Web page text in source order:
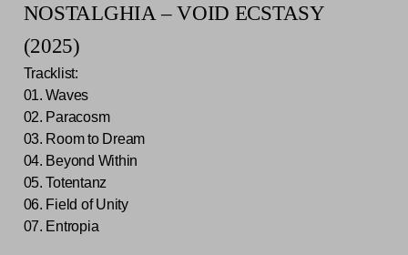
NOSTALGHIA – VOID ECSTASY
(2025)
Tracklist:
01. Waves
02. Paracosm
03. Room to Dream
04. Beyond Within
05. Totentanz
06. Field of Unity
07. Entropia